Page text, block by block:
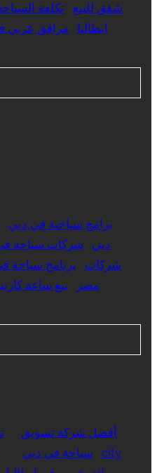
شقق للبيع
تكلفة
ايطاليا
مرافق عربي
برامج سياحية في دبي
دبي
شركات سياحة
شركات
برنامج سياحة
مصر
بيع ساعة
أفضل شركة تسويق
سياحة في دبي
city